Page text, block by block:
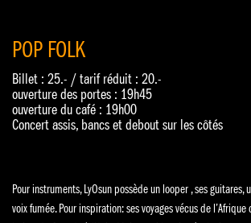
POP FOLK
Billet : 25.- / tarif réduit : 20.-
ouverture des portes : 19h45
ouverture du café : 19h00
Concert assis, bancs et debout sur les côtés
Pour instruments, LyOsun possède un looper , ses guitares,
voix fumée. Pour inspiration: ses voyages vécus de